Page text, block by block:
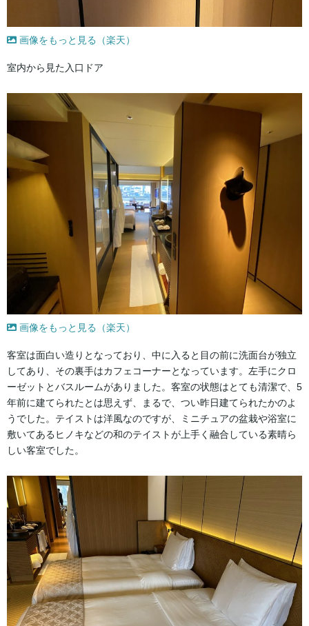
画像をもっと見る（楽天）
室内から見た入口ドア
画像をもっと見る（楽天）
客室は面白い造りとなっており、中に入ると目の前に洗面台が独立
してあり、その裏手はカフェコーナーとなっています。左手にクロ
ーゼットとバスルームがありました。客室の状態はとても清潔で、5
年前に建てられたとは思えず、まるで、つい昨日建てられたかのよ
うでした。テイストは洋風なのですが、ミニチュアの盆栽や浴室に
敷いてあるヒノキなどの和のテイストが上手く融合している素晴ら
しい客室でした。